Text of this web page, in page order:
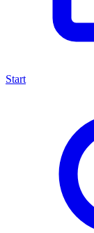
Start